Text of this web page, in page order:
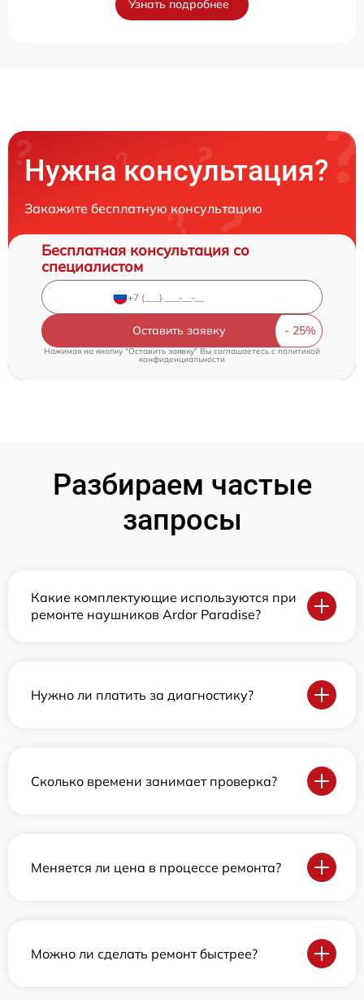
Узнать подробнее
Нужна консультация?
Закажите бесплатную консультацию
Бесплатная консультация со
специалистом
Оставить заявку
Нажимая на кнопку "Оставить заявку" Вы соглашаетесь cполитикой
конфиденциальности
Разбираем частые
запросы
Какие комплектующие используются при
ремонте наушников Ardor Paradise?
Нужно ли платить за диагностику?
Сколько времени занимает проверка?
Меняется ли цена в процессе ремонта?
Можно ли сделать ремонт быстрее?